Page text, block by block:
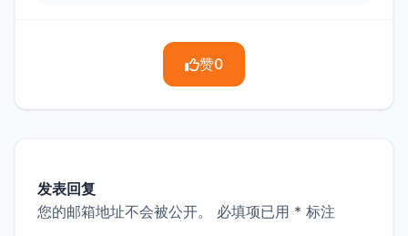
赞0
发表回复
您的邮箱地址不会被公开。
必填项已用 * 标注